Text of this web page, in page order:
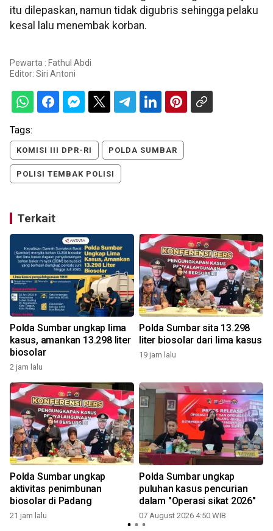
itu dilepaskan, namun tidak digubris sehingga pelaku
kesal lalu menembak korban.
Pewarta : Fathul Abdi
Editor: Siri Antoni
Tags:
KOMISI III DPR-RI POLDA SUMBAR
POLISI TEMBAK POLISI
Terkait
Polda Sumbar ungkap lima
kasus, amankan 13.298 liter
biosolar
2 jam lalu
Polda Sumbar sita 13.298
liter biosolar dari lima kasus
19 jam lalu
Polda Sumbar ungkap
aktivitas penimbunan
biosolar di Padang
21 jam lalu
Polda Sumbar ungkap
puluhan kasus pencurian
dalam "Operasi sikat 2026"
07 August 2026 4:50 WIB